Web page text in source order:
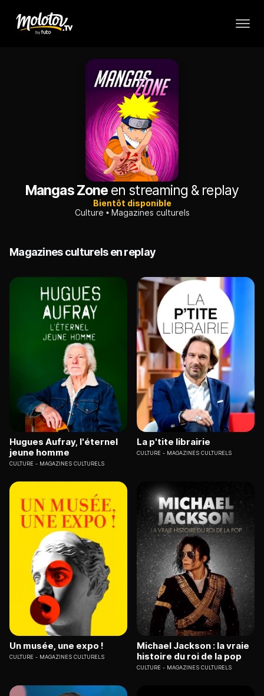
Mangas Zone en streaming & replay
Bientôt disponible
Culture
Magazines culturels
Magazines culturels en replay
Hugues Aufray, l'éternel
jeune homme
CULTURE MAGAZINES CULTURELS
La p'tite librairie
CULTURE MAGAZINES CULTURELS
Un musée, une expo !
CULTURE MAGAZINES CULTURELS
Michael Jackson : la vraie
histoire du roi de la pop
CULTURE MAGAZINES CULTURELS